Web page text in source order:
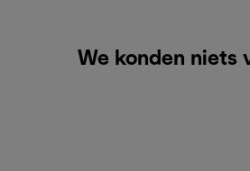
We konden niets